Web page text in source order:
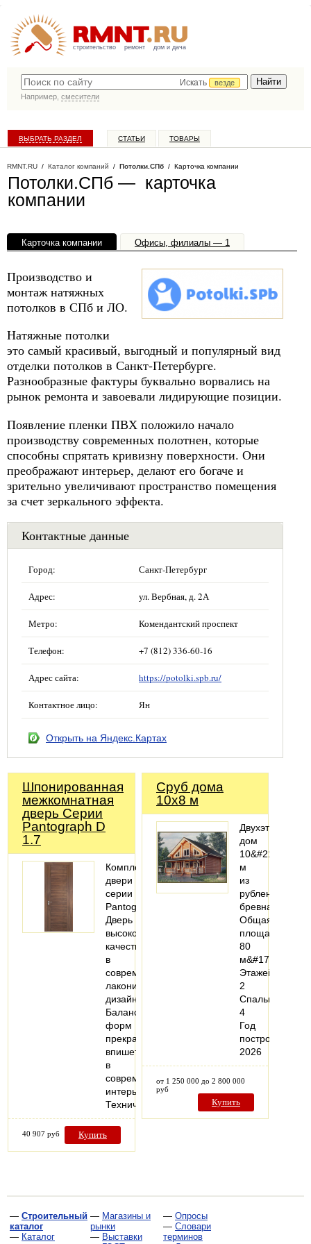
строительство ремонт дом и дача
Искать
везде
Например, смесители
ВЫБРАТЬ РАЗДЕЛ СТАТЬИ ТОВАРЫ
RMNT.RU / Каталог компаний / Потолки.СПб / Карточка компании
Потолки.СПб — карточка
компании
Карточка компании Офисы, филиалы — 1
Производство и
монтаж натяжных
потолков в СПб и ЛО.
Натяжные потолки
это самый красивый, выгодный и популярный вид
отделки потолков в Санкт-Петербурге.
Разнообразные фактуры буквально ворвались на
рынок ремонта и завоевали лидирующие позиции.
Появление пленки ПВХ положило начало
производству современных полотнен, которые
способны спрятать кривизну поверхности. Они
преображают интерьер, делают его богаче и
зрительно увеличивают пространство помещения
за счет зеркального эффекта.
Контактные данные
Город: Санкт-Петербург
Адрес: ул. Вербная, д. 2А
Метро: Комендантский проспект
Телефон: +7 (812) 336-60-16
Адрес сайта: https://potolki.spb.ru/
Контактное лицо: Ян
Открыть на Яндекс.Картах
Шпонированная
межкомнатная
дверь Серии
Pantograph D
1.7
Комплект
двери
серии
Pantograph.
Дверь
высокого
качества
в
современном
лаконичном
дизайне.
Баланс
форм
прекрасно
впишется
в
современный
интерьер.
Технические…
40 907 руб Купить
Сруб дома
10x8 м
Двухэтажный
дом
10&#215;8
м
из
рубленого
бревна
Общая
площадь:
80
м&#178;
Этажей:
2
Спальни:
4
Год
постройки:
2026
от 1 250 000 до 2 800 000
руб
Купить
— Строительный
каталог
— Каталог
— Магазины и
рынки
— Выставки
— Опросы
— Словари
терминов